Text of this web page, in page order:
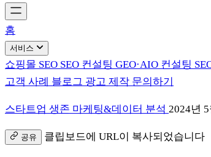
홈
서비스
쇼핑몰 SEO SEO 컨설팅 GEO·AIO 컨설팅
고객 사례 블로그 광고 제작 문의하기
스타트업 생존 마케팅&데이터 분석 2024년
공유 클립보드에 URL이 복사되었습니다